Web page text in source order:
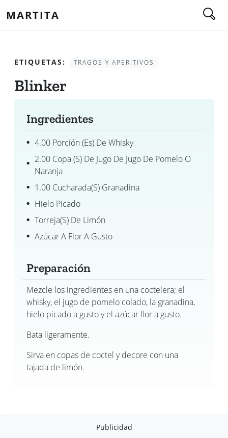
MARTITA
ETIQUETAS: TRAGOS Y APERITIVOS
Blinker
Ingredientes
4.00 Porción (es) De Whisky
2.00 Copa (s) De Jugo De Jugo De Pomelo O
Naranja
1.00 Cucharada(s) Granadina
Hielo Picado
Torreja(s) De Limón
Azúcar A Flor A Gusto
Preparación
Mezcle los ingredientes en una coctelera; el
whisky, el jugo de pomelo colado, la granadina,
hielo picado a gusto y el azúcar flor a gusto.
Bata ligeramente.
Sirva en copas de coctel y decore con una
tajada de limón.
Publicidad